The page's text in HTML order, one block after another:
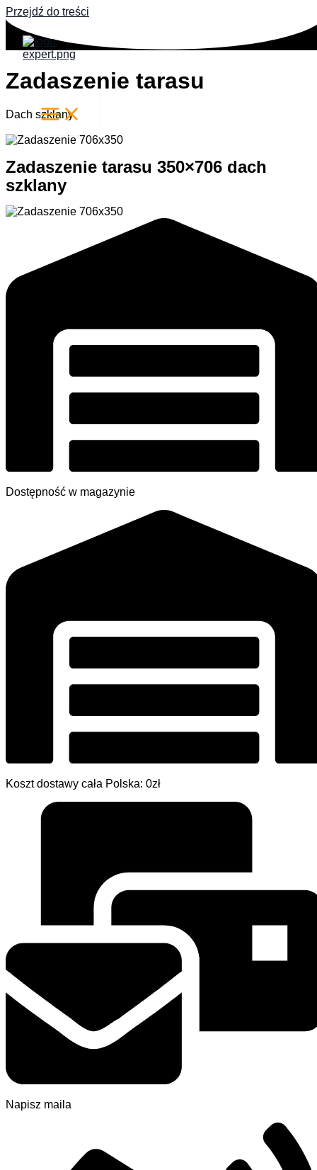
Przejdź do treści
Zadaszenie tarasu
Dach szklany
Zadaszenie tarasu 350×706 dach
szklany
Dostępność w magazynie
Koszt dostawy cała Polska: 0zł
Napisz maila